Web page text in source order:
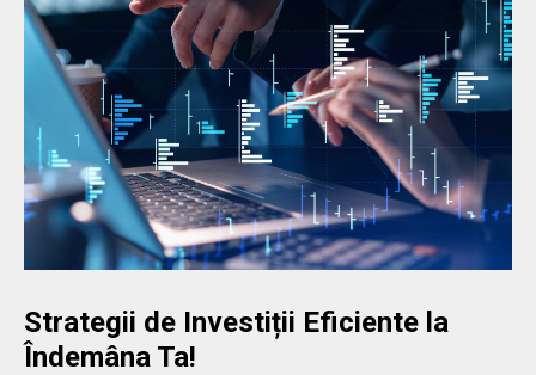
Strategii de Investiții Eficiente la
Îndemâna Ta!